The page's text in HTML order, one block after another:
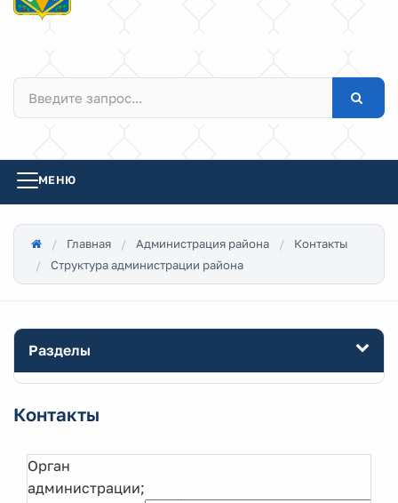
МЕНЮ
Главная Администрация района
Контакты
Структура администрации района
Разделы
Контакты
Орган
администрации;